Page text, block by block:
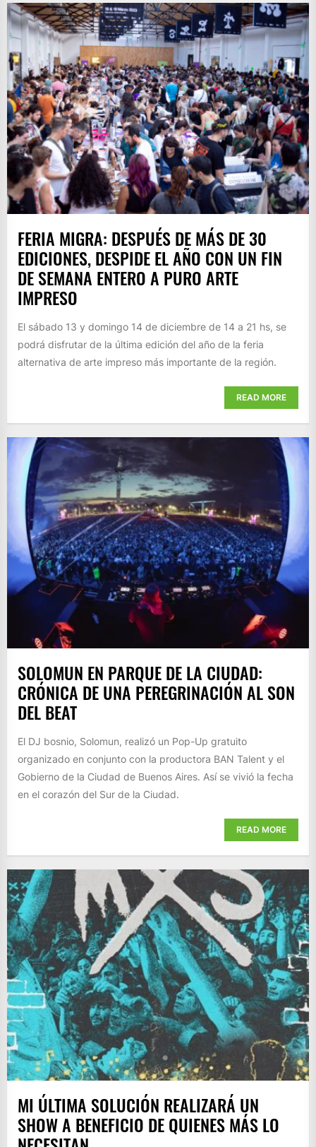
FERIA MIGRA: DESPUÉS DE MÁS DE 30
EDICIONES, DESPIDE EL AÑO CON UN FIN
DE SEMANA ENTERO A PURO ARTE
IMPRESO
El sábado 13 y domingo 14 de diciembre de 14 a 21 hs, se
podrá disfrutar de la última edición del año de la feria
alternativa de arte impreso más importante de la región.
READ MORE
SOLOMUN EN PARQUE DE LA CIUDAD:
CRÓNICA DE UNA PEREGRINACIÓN AL SON
DEL BEAT
El DJ bosnio, Solomun, realizó un Pop-Up gratuito
organizado en conjunto con la productora BAN Talent y el
Gobierno de la Ciudad de Buenos Aires. Así se vivió la fecha
en el corazón del Sur de la Ciudad.
READ MORE
MI ÚLTIMA SOLUCIÓN REALIZARÁ UN
SHOW A BENEFICIO DE QUIENES MÁS LO